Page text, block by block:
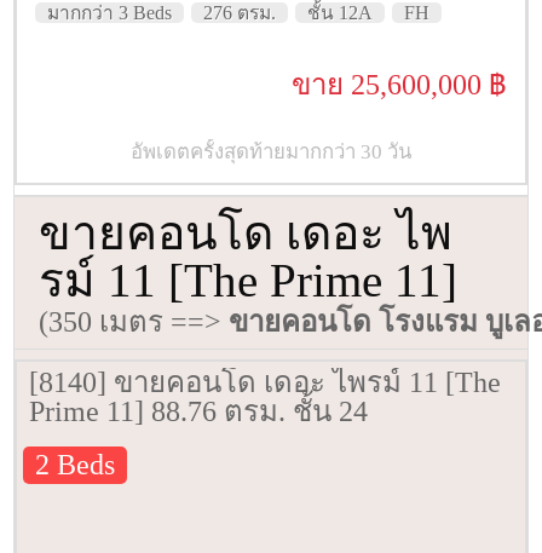
มากกว่า 3 Beds 276 ตรม. ชั้น 12A FH
ขาย 25,600,000 ฿
อัพเดตครั้งสุดท้ายมากกว่า 30 วัน
ขายคอนโด เดอะ ไพ
รม์ 11 [The Prime 11]
(350 เมตร ==> ขายคอนโด โรงแรม บูเ
[8140] ขายคอนโด เดอะ ไพรม์ 11 [The
Prime 11] 88.76 ตรม. ชั้น 24
2 Beds